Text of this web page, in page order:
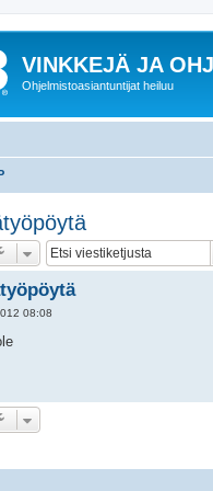
VINKKEJÄ JA
Ohjelmistoasiantuntijat heiluu
08:08